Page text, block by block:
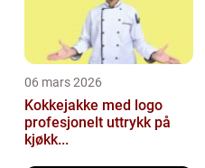
06 mars 2026
Kokkejakke med logo
profesjonelt uttrykk på
kjøkk...